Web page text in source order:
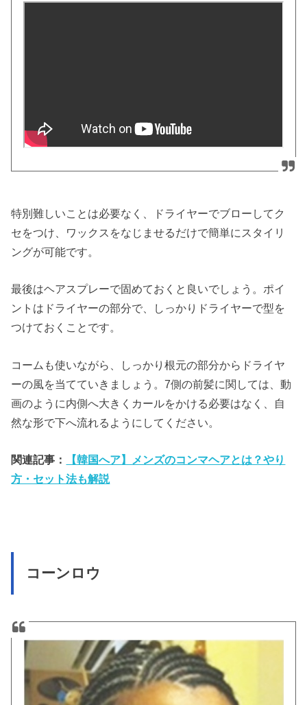
特別難しいことは必要なく、ドライヤーでブローしてク
セをつけ、ワックスをなじませるだけで簡単にスタイリ
ングが可能です。
最後はヘアスプレーで固めておくと良いでしょう。ポイ
ントはドライヤーの部分で、しっかりドライヤーで型を
つけておくことです。
コームも使いながら、しっかり根元の部分からドライヤ
ーの風を当てていきましょう。7側の前髪に関しては、動
画のように内側へ大きくカールをかける必要はなく、自
然な形で下へ流れるようにしてください。
関連記事：
【韓国へア】メンズのコンマヘアとは？やり
方・セット法も解説
コーンロウ